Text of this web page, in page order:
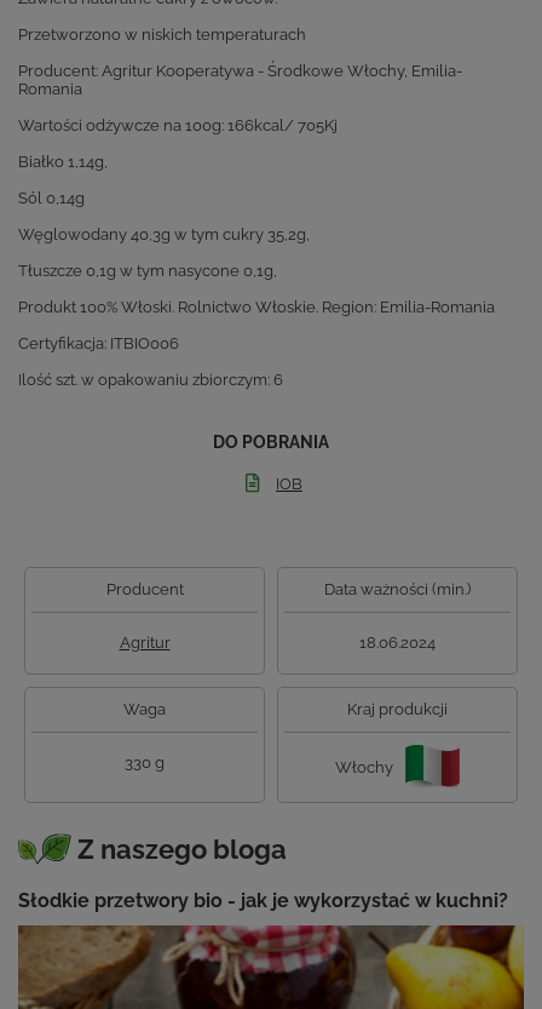
Przetworzono w niskich temperaturach
Producent: Agritur Kooperatywa - Środkowe Włochy, Emilia-
Romania
Wartości odżywcze na 100g: 166kcal/ 705Kj
Białko 1,14g,
Sól 0,14g
Węglowodany 40,3g w tym cukry 35,2g,
Tłuszcze 0,1g w tym nasycone 0,1g,
Produkt 100% Włoski. Rolnictwo Włoskie. Region: Emilia-Romania
Certyfikacja: ITBIO006
Ilość szt. w opakowaniu zbiorczym: 6
DO POBRANIA
IOB
Producent
Agritur
Data ważności (min.)
18.06.2024
Waga
330 g
Kraj produkcji
Włochy
Z naszego bloga
Słodkie przetwory bio - jak je wykorzystać w kuchni?